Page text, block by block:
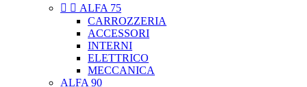
  ALFA 75
CARROZZERIA
ACCESSORI
INTERNI
ELETTRICO
MECCANICA
ALFA 90